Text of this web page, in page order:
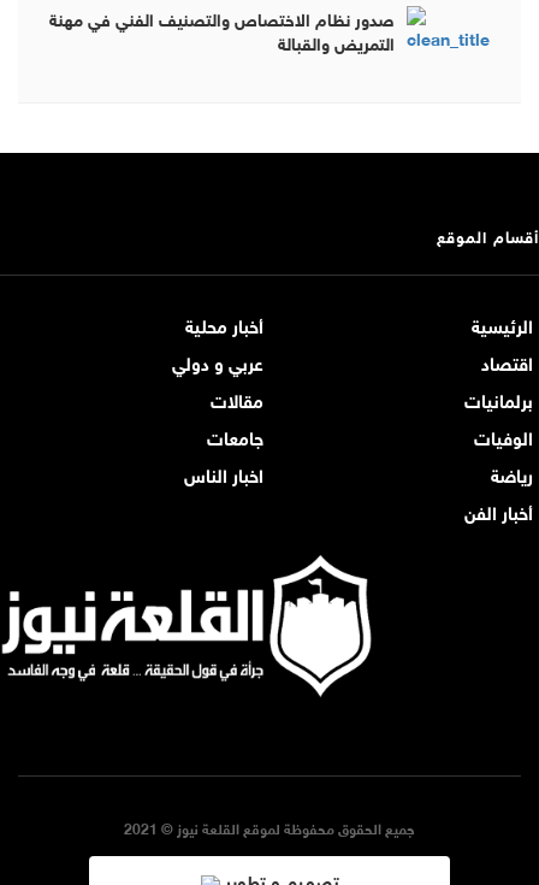
صدور نظام الاختصاص والتصنيف الفني في مهنة
التمريض والقبالة
أقسام الموقع
الرئيسية
أخبار محلية
اقتصاد
عربي و دولي
برلمانيات
مقالات
الوفيات
جامعات
رياضة
اخبار الناس
أخبار الفن
جميع الحقوق محفوظة لموقع القلعة نيوز © 2021